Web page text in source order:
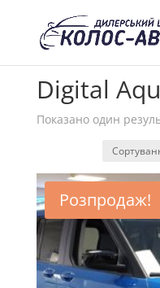
Digital
Показано один
Розпродаж!